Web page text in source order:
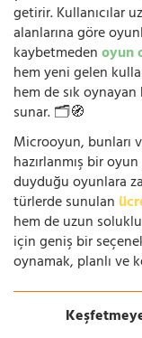
getirir. Kullanıcılar
alanlarına göre
kaybetmedenoyun
hem yeni gelen
hem de sık
sunar. 🗂️🧭
Microoyun, bunları
hazırlanmış bir
duyduğu oyunlara
türlerde sunulan
hem de uzun
için geniş bir
oynamak, planlı ve